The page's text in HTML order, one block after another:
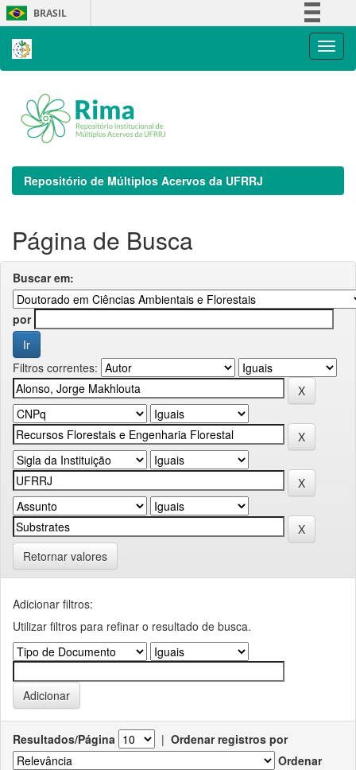
Skip
navigation
BRASIL
Repositório de Múltiplos Acervos da UFRRJ
Página de Busca
Buscar em:
por
Filtros correntes:
Retornar valores
Adicionar filtros:
Utilizar filtros para refinar o resultado de busca.
Resultados/Página | Ordenar registros por
Ordenar